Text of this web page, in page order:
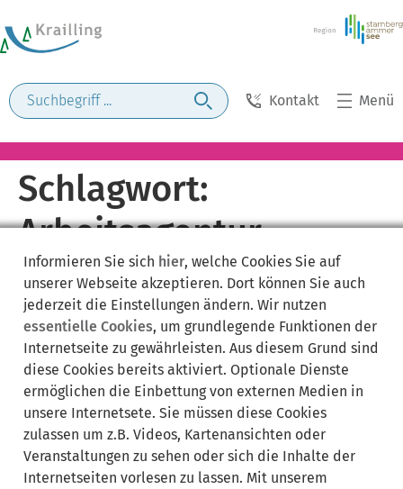
Kontakt Menü
Schlagwort:
Arbeitsagentur
Informieren Sie sich hier, welche Cookies Sie auf
unserer Webseite akzeptieren. Dort können Sie auch
jederzeit die Einstellungen ändern. Wir nutzen
essentielle Cookies, um grundlegende Funktionen der
Internetseite zu gewährleisten. Aus diesem Grund sind
diese Cookies bereits aktiviert. Optionale Dienste
ermöglichen die Einbettung von externen Medien in
unsere Internetsete. Sie müssen diese Cookies
zulassen um z.B. Videos, Kartenansichten oder
Veranstaltungen zu sehen oder sich die Inhalte der
Internetseiten vorlesen zu lassen. Mit unserem